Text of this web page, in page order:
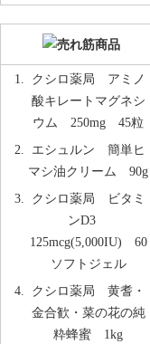
クシロ薬局 アミノ
酸キレートマグネシ
ウム 250mg 45粒
エシュルン 簡単ヒ
マシ油クリーム 90g
クシロ薬局 ビタミ
ンD3
125mcg(5,000IU) 60
ソフトジェル
クシロ薬局 黄耆・
金合歓・菜の花の純
粋蜂蜜 1kg